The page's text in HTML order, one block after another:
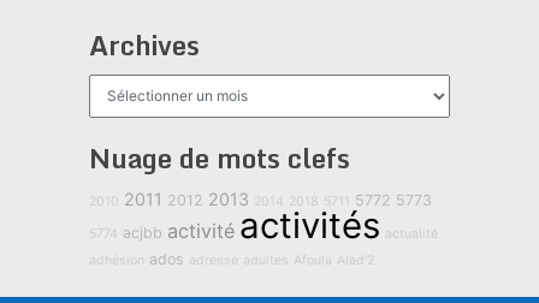
Archives
Archives
Nuage de mots clefs
2010 2011 2012 2013 2014 2018 5711 5772 5773
5774 acjbb activité activités actualité
adhésion ados adresse adultes Afoula Alad'2